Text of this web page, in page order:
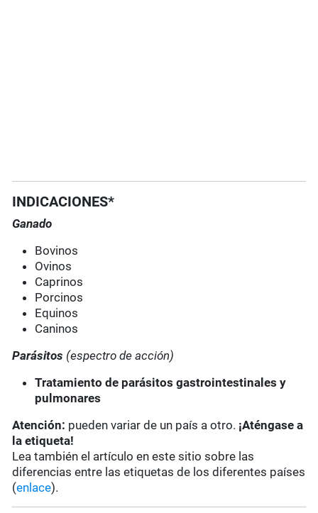
INDICACIONES*
Ganado
Bovinos
Ovinos
Caprinos
Porcinos
Equinos
Caninos
Parásitos (espectro de acción)
Tratamiento de parásitos gastrointestinales y
pulmonares
Atención: pueden variar de un país a otro. ¡Aténgase a
la etiqueta!
Lea también el artículo en este sitio sobre las
diferencias entre las etiquetas de los diferentes países
(enlace).